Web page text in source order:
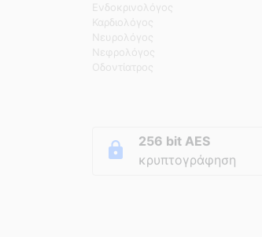
Ενδοκρινολόγος
Καρδιολόγος
Νευρολόγος
Νεφρολόγος
Οδοντίατρος
256 bit AES
κρυπτογράφηση